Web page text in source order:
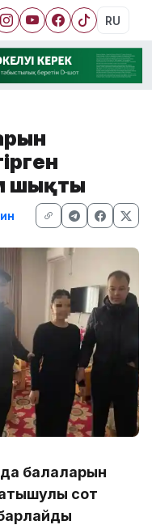
RU
шықты
балаларын
атышулы сот